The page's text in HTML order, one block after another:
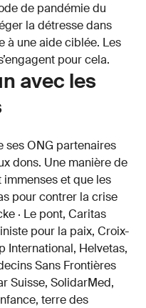
de pandémie du
la détresse dans
à une aide ciblée. Les
pour cela.
avec les
ses ONG partenaires
dons. Une manière de
et que les
pour contrer la crise
· Le pont, Caritas
pour la paix, Croix-
International, Helvetas,
Sans Frontières
Suisse, SolidarMed,
terre des